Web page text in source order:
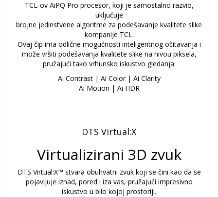
TCL-ov AiPQ Pro procesor, koji je samostalno razvio,
uključuje
brojne jedinstvene algoritme za podešavanje kvalitete slike
kompanije TCL.
Ovaj čip ima odlične mogućnosti inteligentnog očitavanja i
može vršiti podešavanja kvalitete slike na nivou piksela,
pružajući tako vrhunsko iskustvo gledanja.
Ai Contrast | Ai Color | Ai Clarity
Ai Motion | Ai HDR
DTS Virtual:X
Virtualizirani 3D zvuk
DTS Virtual:X™ stvara obuhvatni zvuk koji se čini kao da se
pojavljuje iznad, pored i iza vas, pružajući impresivno
iskustvo u bilo kojoj prostoriji.